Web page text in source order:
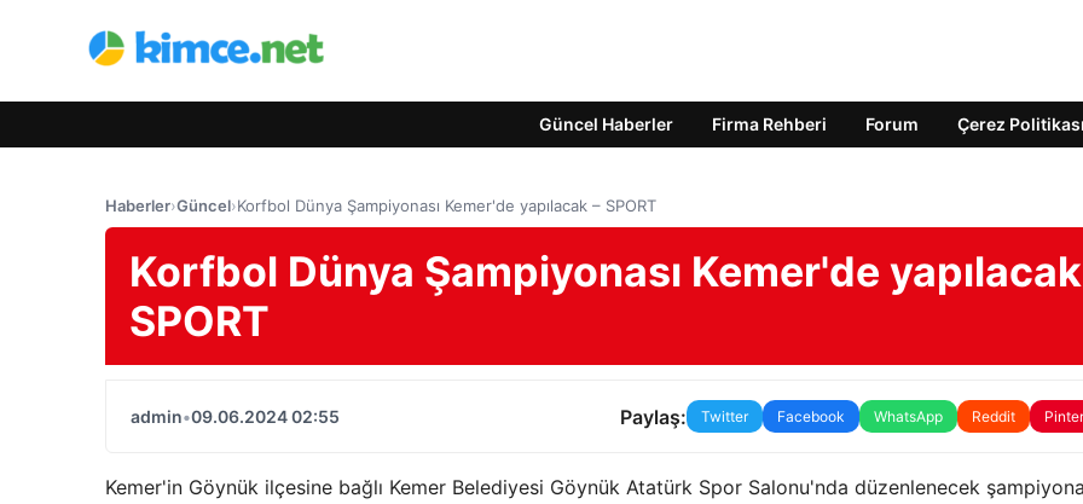
Güncel Haberler Firma Rehberi Forum Çerez Politikası
Haberler›Güncel›Korfbol Dünya Şampiyonası Kemer'de yapılacak – SPORT
Korfbol Dünya Şampiyonası Kemer'de
SPORT
admin•09.06.2024 02:55 Paylaş: Twitter Facebook WhatsApp Reddit
Kemer'in Göynük ilçesine bağlı Kemer Belediyesi Göynük Atatürk Spor Salonu'nda düzenlenecek